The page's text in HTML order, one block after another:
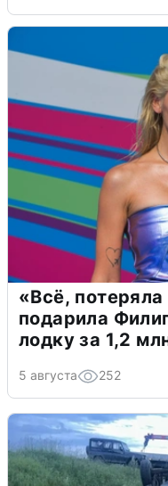
«Всё,
подарила
лодку за 1,2
5 августа 252